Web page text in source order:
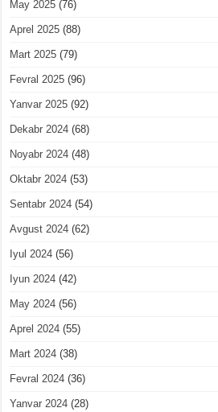
May 2025 (76)
Aprel 2025 (88)
Mart 2025 (79)
Fevral 2025 (96)
Yanvar 2025 (92)
Dekabr 2024 (68)
Noyabr 2024 (48)
Oktabr 2024 (53)
Sentabr 2024 (54)
Avgust 2024 (62)
Iyul 2024 (56)
Iyun 2024 (42)
May 2024 (56)
Aprel 2024 (55)
Mart 2024 (38)
Fevral 2024 (36)
Yanvar 2024 (28)